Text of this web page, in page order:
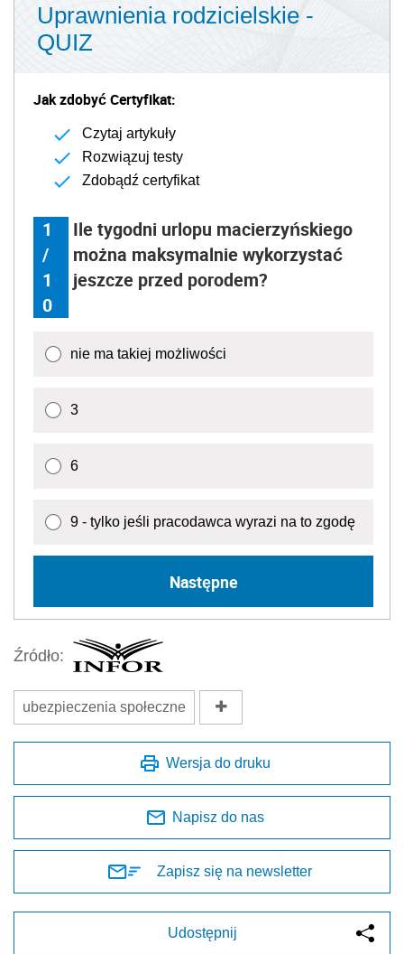
Uprawnienia rodzicielskie -
QUIZ
Jak zdobyć Certyfikat:
Czytaj artykuły
Rozwiązuj testy
Zdobądź certyfikat
1
/
1
0
Ile tygodni urlopu macierzyńskiego
można maksymalnie wykorzystać
jeszcze przed porodem?
nie ma takiej możliwości
3
6
9 - tylko jeśli pracodawca wyrazi na to zgodę
Następne
Źródło:
ubezpieczenia społeczne
Wersja do druku
Napisz do nas
Zapisz się na newsletter
Udostępnij